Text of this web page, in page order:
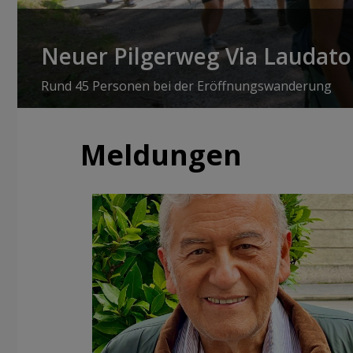
Neuer Pilgerweg Via Laudato
Rund 45 Personen bei der Eröffnungswanderung
Meldungen